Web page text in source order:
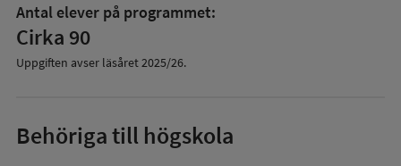
Antal elever på programmet:
Cirka 90
Uppgiften avser läsåret2025/26.
Behöriga till högskola